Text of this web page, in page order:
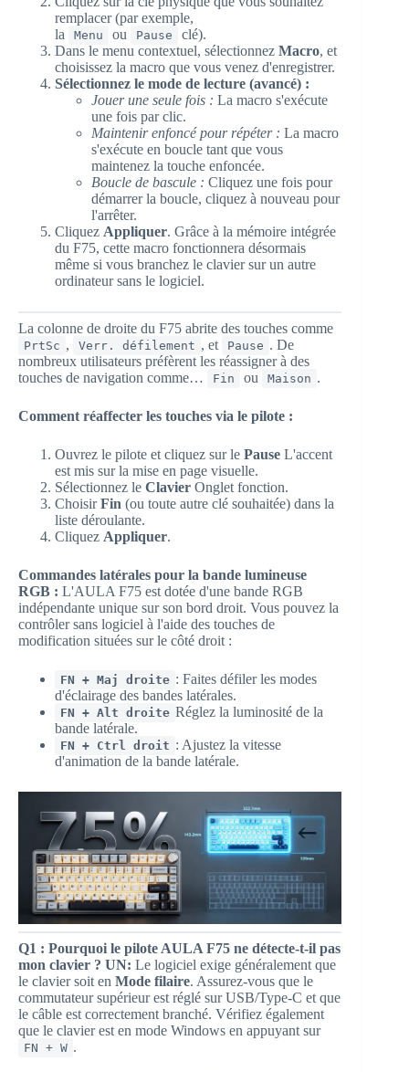
remplacer (par exemple,
la
Menu ou Pause
clé).
Dans le menu contextuel, sélectionnez Macro, et
choisissez la macro que vous venez d'enregistrer.
Sélectionnez le mode de lecture (avancé) :
Jouer une seule fois : La macro s'exécute
une fois par clic.
Maintenir enfoncé pour répéter : La macro
s'exécute en boucle tant que vous
maintenez la touche enfoncée.
Boucle de bascule : Cliquez une fois pour
démarrer la boucle, cliquez à nouveau pour
l'arrêter.
Cliquez Appliquer. Grâce à la mémoire intégrée
du F75, cette macro fonctionnera désormais
même si vous branchez le clavier sur un autre
ordinateur sans le logiciel.
La colonne de droite du F75 abrite des touches comme
PrtSc , Verr. défilement , et Pause . De
nombreux utilisateurs préfèrent les réassigner à des
touches de navigation comme…
Fin ou Maison .
Comment réaffecter les touches via le pilote :
Ouvrez le pilote et cliquez sur le Pause L'accent
est mis sur la mise en page visuelle.
Sélectionnez le Clavier Onglet fonction.
ChoisirFin (ou toute autre clé souhaitée) dans la
liste déroulante.
Cliquez Appliquer.
Commandes latérales pour la bande lumineuse
RGB : L'AULA F75 est dotée d'une bande RGB
indépendante unique sur son bord droit. Vous pouvez la
contrôler sans logiciel à l'aide des touches de
modification situées sur le côté droit :
FN + Maj droite : Faites défiler les modes
d'éclairage des bandes latérales.
FN + Alt droite Réglez la luminosité de la
bande latérale.
FN + Ctrl droit : Ajustez la vitesse
d'animation de la bande latérale.
Q1 : Pourquoi le pilote AULA F75 ne détecte-t-il pas
mon clavier ? UN: Le logiciel exige généralement que
le clavier soit en Mode filaire. Assurez-vous que le
commutateur supérieur est réglé sur USB/Type-C et que
le câble est correctement branché. Vérifiez également
que le clavier est en mode Windows en appuyant sur
FN + W .